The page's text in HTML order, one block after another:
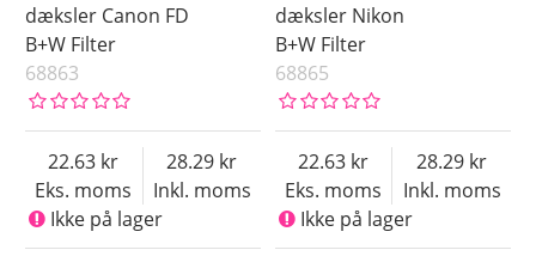
dæksler Canon FD
B+W Filter
68863
Eks. moms
22.63
Inkl. moms
28.29
Ikke på lager
dæksler Nikon
B+W Filter
68865
Eks. moms
22.63
Inkl. moms
28.29
Ikke på lager